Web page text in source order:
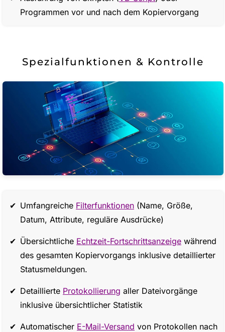
Programmen vor und nach dem Kopiervorgang
Spezialfunktionen & Kontrolle
Umfangreiche Filterfunktionen (Name, Größe,
Datum, Attribute, reguläre Ausdrücke)
Übersichtliche Echtzeit-Fortschrittsanzeige während
des gesamten Kopiervorgangs inklusive detaillierter
Statusmeldungen.
Detaillierte Protokollierung aller Dateivorgänge
inklusive übersichtlicher Statistik
Automatischer E-Mail-Versand von Protokollen nach